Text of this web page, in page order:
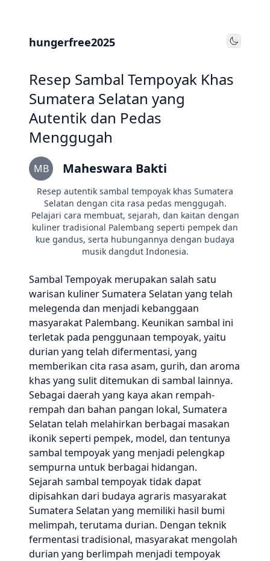
hungerfree2025 Toggle
Resep Sambal Tempoyak Khas
Sumatera Selatan yang
Autentik dan Pedas
Menggugah
MB Maheswara Bakti
Resep autentik sambal tempoyak khas Sumatera
Selatan dengan cita rasa pedas menggugah.
Pelajari cara membuat, sejarah, dan kaitan dengan
kuliner tradisional Palembang seperti pempek dan
kue gandus, serta hubungannya dengan budaya
musik dangdut Indonesia.
Sambal Tempoyak merupakan salah satu
warisan kuliner Sumatera Selatan yang telah
melegenda dan menjadi kebanggaan
masyarakat Palembang. Keunikan sambal ini
terletak pada penggunaan tempoyak, yaitu
durian yang telah difermentasi, yang
memberikan cita rasa asam, gurih, dan aroma
khas yang sulit ditemukan di sambal lainnya.
Sebagai daerah yang kaya akan rempah-
rempah dan bahan pangan lokal, Sumatera
Selatan telah melahirkan berbagai masakan
ikonik seperti pempek, model, dan tentunya
sambal tempoyak yang menjadi pelengkap
sempurna untuk berbagai hidangan.
Sejarah sambal tempoyak tidak dapat
dipisahkan dari budaya agraris masyarakat
Sumatera Selatan yang memiliki hasil bumi
melimpah, terutama durian. Dengan teknik
fermentasi tradisional, masyarakat mengolah
durian yang berlimpah menjadi tempoyak